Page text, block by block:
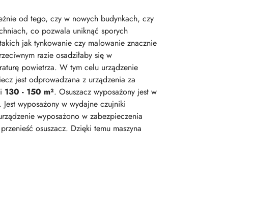
od tego, czy w nowych budynkach, czy
co pozwala uniknąć sporych
jak tynkowanie czy malowanie znacznie
razie osadziłaby się w
powietrza. W tym celu urządzenie
jest odprowadzana z urządzenia za
130 - 150 m². Osuszacz wyposażony jest w
wyposażony w wydajne czujniki
wyposażono w zabezpieczenia
osuszacz. Dzięki temu maszyna